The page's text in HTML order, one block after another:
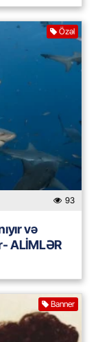
Özəl
93
və
ALİMLƏR
Banner